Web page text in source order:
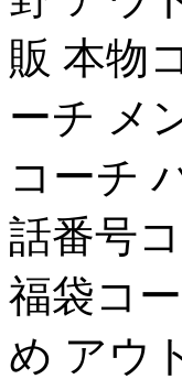
販 本物
ーチ メ
コーチ
話番号
福袋コ
め アウ